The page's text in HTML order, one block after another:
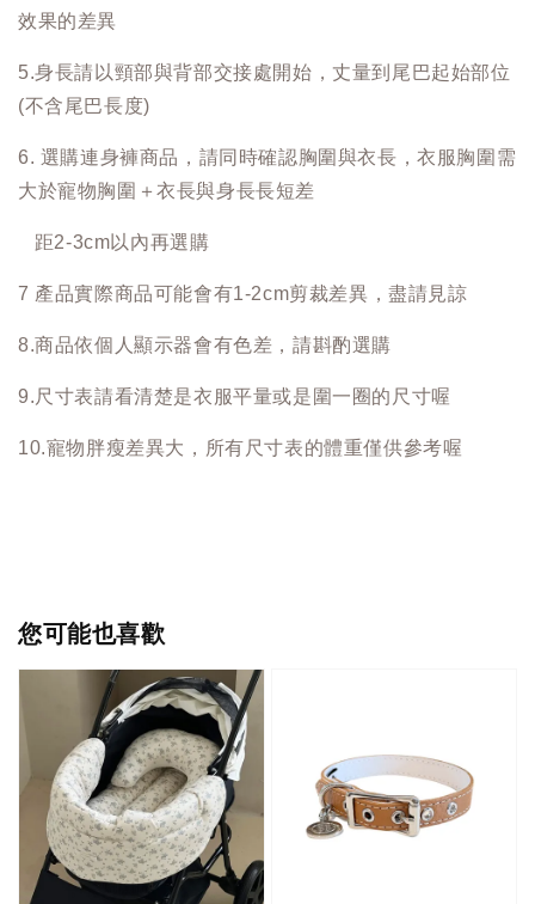
效果的差異
5.身長請以頸部與背部交接處開始，丈量到尾巴起始部位
(不含尾巴長度)
6. 選購連身褲商品，請同時確認胸圍與衣長，衣服胸圍需
大於寵物胸圍＋衣長與身長長短差
距2-3cm以內再選購
7 產品實際商品可能會有1-2cm剪裁差異，盡請見諒
8.商品依個人顯示器會有色差，請斟酌選購
9.尺寸表請看清楚是衣服平量或是圍一圈的尺寸喔
10.寵物胖瘦差異大，所有尺寸表的體重僅供參考喔
您可能也喜歡